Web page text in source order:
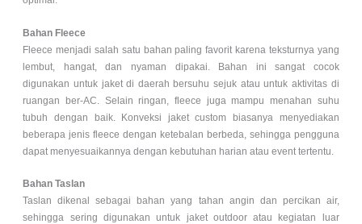
Bahan Fleece
Fleece menjadi salah satu bahan paling favorit karena teksturnya yang
lembut, hangat, dan nyaman dipakai. Bahan ini sangat cocok
digunakan untuk jaket di daerah bersuhu sejuk atau untuk aktivitas di
ruangan ber-AC. Selain ringan, fleece juga mampu menahan suhu
tubuh dengan baik. Konveksi jaket custom biasanya menyediakan
beberapa jenis fleece dengan ketebalan berbeda, sehingga pengguna
dapat menyesuaikannya dengan kebutuhan harian atau event tertentu.
Bahan Taslan
Taslan dikenal sebagai bahan yang tahan angin dan percikan air,
sehingga sering digunakan untuk jaket outdoor atau kegiatan luar